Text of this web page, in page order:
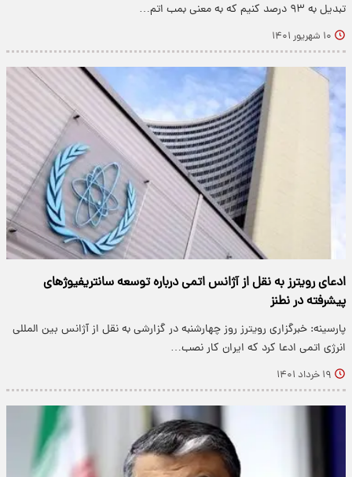
تبدیل به ۹۳ درصد کنیم که به معنی بمب اتم…
۱۰ شهریور ۱۴۰۱
ادعای رویترز به نقل از آژانس اتمی درباره توسعه سانتریفیوژهای
پیشرفته در نطنز
پارسینه: خبرگزاری رویترز روز چهارشنبه در گزارشی به نقل از آژانس بین المللی
انرژی اتمی ادعا کرد که ایران کار نصب…
۱۹ خرداد ۱۴۰۱